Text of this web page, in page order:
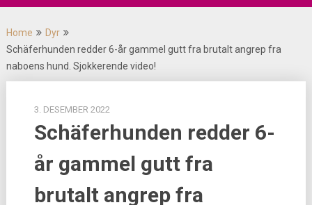
Home
Dyr
Schäferhunden redder 6-år gammel gutt fra brutalt angrep fra
naboens hund. Sjokkerende video!
3. DESEMBER 2022
Schäferhunden redder 6-
år gammel gutt fra
brutalt angrep fra